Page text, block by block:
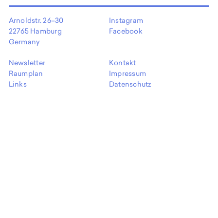
EN
Arnoldstr. 26–30
22765 Hamburg
Germany
Instagram
Facebook
Newsletter
Raumplan
Links
Kontakt
Impressum
Datenschutz